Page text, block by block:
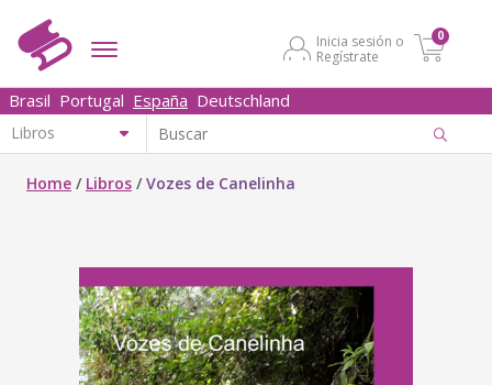
Inicia sesión o
Regístrate
0
Brasil Portugal España Deutschland
Home / Libros /Vozes de Canelinha